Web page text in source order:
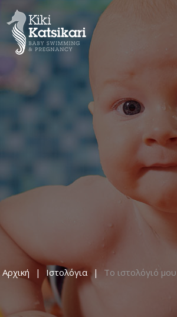
Παράκαμψη
προς το
κυρίως
Αρχική Ιστολόγια Το ιστολόγιό μου